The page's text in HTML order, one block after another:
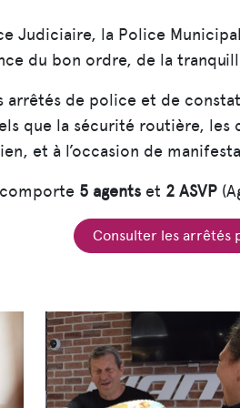
Judiciaire, la Police
du bon ordre, de la
arrêtés de police et de
que la sécurité routière,
et à l’occasion de
comporte 5 agents et 2 ASVP
Consulter les arrêtés